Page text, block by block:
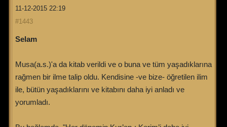
11-12-2015 22:19
#1443
Selam
Musa(a.s.)'a da kitab verildi ve o buna ve tüm yaşadıklarına
rağmen bir ilme talip oldu. Kendisine -ve bize- öğretilen ilim
ile, bütün yaşadıklarını ve kitabını daha iyi anladı ve
yorumladı.